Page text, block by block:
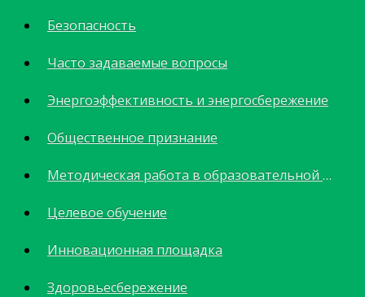
Безопасность
Часто задаваемые вопросы
Энергоэффективность и энергосбережение
Общественное признание
Методическая работа в образовательной организации
Целевое обучение
Инновационная площадка
Здоровьесбережение